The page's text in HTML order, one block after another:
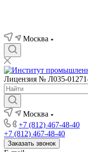
Москва
Лицензия № Л035-01271-
Москва
+7 (812) 467-48-40
+7 (812) 467-48-40
Заказать звонок